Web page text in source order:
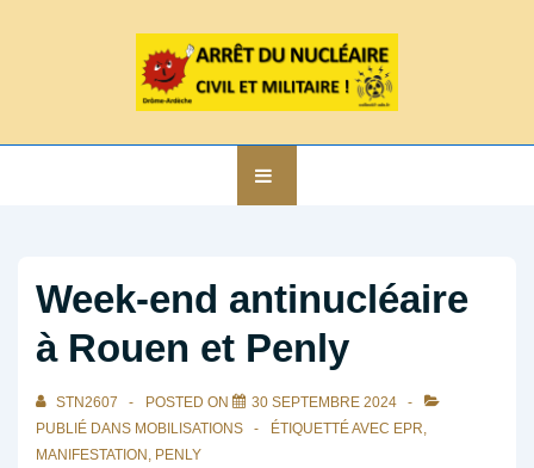
Navigation
Week-end antinucléaire
à Rouen et Penly
STN2607 POSTED ON
30 SEPTEMBRE 2024
PUBLIÉ DANS MOBILISATIONS ÉTIQUETTÉ AVEC EPR,
MANIFESTATION , PENLY